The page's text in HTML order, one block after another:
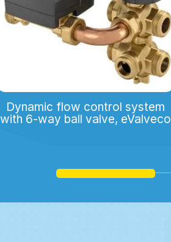
Dynamic flow control system
with 6-way ball valve, eValveco